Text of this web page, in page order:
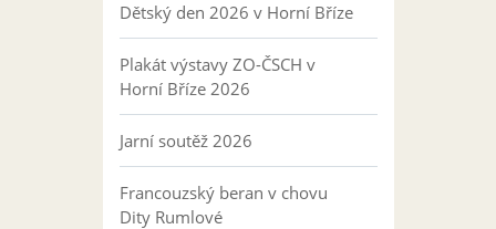
Dětský den 2026 v Horní Bříze
Plakát výstavy ZO-ČSCH v
Horní Bříze 2026
Jarní soutěž 2026
Francouzský beran v chovu
Dity Rumlové